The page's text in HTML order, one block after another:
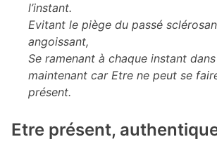
l’instant.
Evitant le piège du passé
angoissant,
Se ramenant à chaque instant dans
maintenant car Etre ne peut se
présent.
Etre présent,